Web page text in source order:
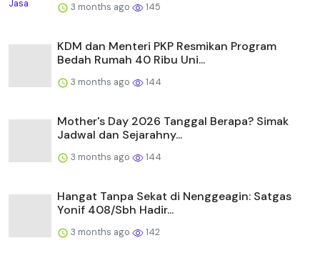
3 months ago 145
KDM dan Menteri PKP Resmikan Program
Bedah Rumah 40 Ribu Uni...
3 months ago 144
Mother's Day 2026 Tanggal Berapa? Simak
Jadwal dan Sejarahny...
3 months ago 144
Hangat Tanpa Sekat di Nenggeagin: Satgas
Yonif 408/Sbh Hadir...
3 months ago 142